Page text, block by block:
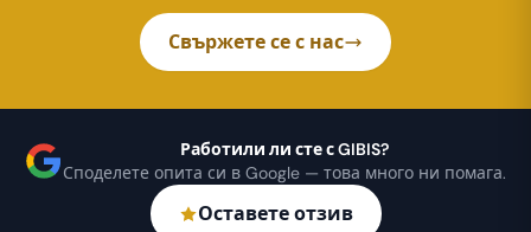
Свържете се с нас
Работили ли сте с GIBIS?
Споделете опита си в Google — това много ни помага.
Оставете отзив